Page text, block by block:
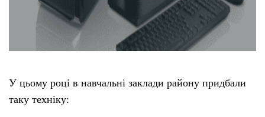
Редакційна політика
У цьому році в навчальні заклади району придбали
таку техніку: